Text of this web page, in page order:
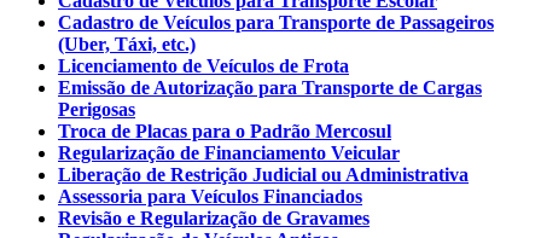
Cadastro de Veículos para Transporte de Passageiros
(Uber, Táxi, etc.)
Licenciamento de Veículos de Frota
Emissão de Autorização para Transporte de Cargas
Perigosas
Troca de Placas para o Padrão Mercosul
Regularização de Financiamento Veicular
Liberação de Restrição Judicial ou Administrativa
Assessoria para Veículos Financiados
Revisão e Regularização de Gravames